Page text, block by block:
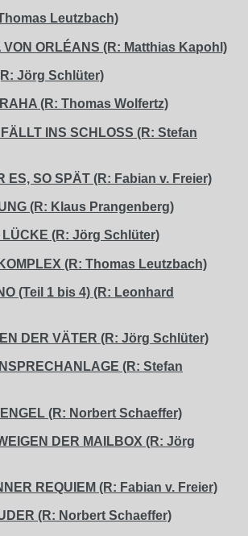
Leutzbach)
VON ORLÉANS (R: Matthias Kapohl)
Jörg Schlüter)
(R: Thomas Wolfertz)
INS SCHLOSS (R: Stefan
ES, SO SPÄT (R: Fabian v. Freier)
(R: Klaus Prangenberg)
LÜCKE (R: Jörg Schlüter)
(R: Thomas Leutzbach)
(Teil 1 bis 4) (R: Leonhard
DER VÄTER (R: Jörg Schlüter)
(R: Stefan
(R: Norbert Schaeffer)
DER MAILBOX (R: Jörg
REQUIEM (R: Fabian v. Freier)
(R: Norbert Schaeffer)